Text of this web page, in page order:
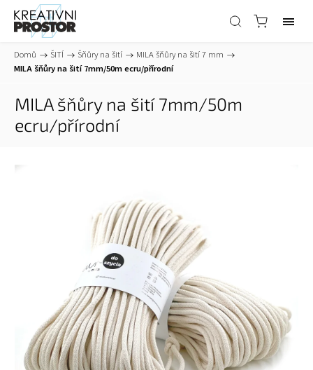
Domů / ŠITÍ / Šňůry na šití / MILA šňůry na šití 7 mm /
MILA šňůry na šití 7mm/50m ecru/přírodní
MILA šňůry na šití 7mm/50m
ecru/přírodní